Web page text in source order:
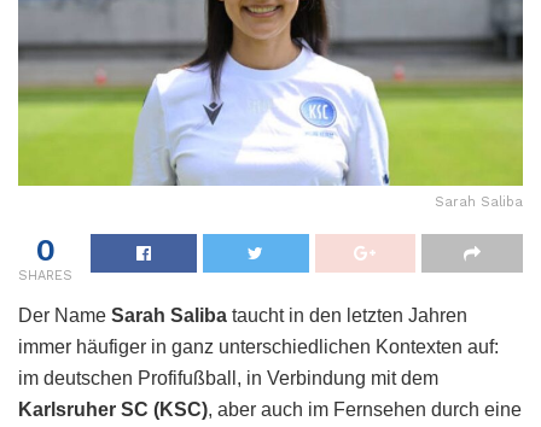
Sarah Saliba
0
SHARES
Der Name Sarah Saliba taucht in den letzten Jahren
immer häufiger in ganz unterschiedlichen Kontexten auf:
im deutschen Profifußball, in Verbindung mit dem
Karlsruher SC (KSC), aber auch im Fernsehen durch eine